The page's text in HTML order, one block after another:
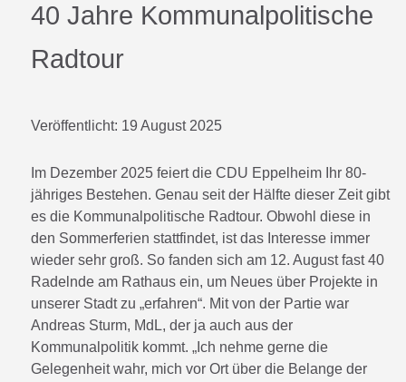
40 Jahre Kommunalpolitische
Radtour
Veröffentlicht: 19 August 2025
Im Dezember 2025 feiert die CDU Eppelheim Ihr 80-
jähriges Bestehen. Genau seit der Hälfte dieser Zeit gibt
es die Kommunalpolitische Radtour. Obwohl diese in
den Sommerferien stattfindet, ist das Interesse immer
wieder sehr groß. So fanden sich am 12. August fast 40
Radelnde am Rathaus ein, um Neues über Projekte in
unserer Stadt zu „erfahren“. Mit von der Partie war
Andreas Sturm, MdL, der ja auch aus der
Kommunalpolitik kommt. „Ich nehme gerne die
Gelegenheit wahr, mich vor Ort über die Belange der